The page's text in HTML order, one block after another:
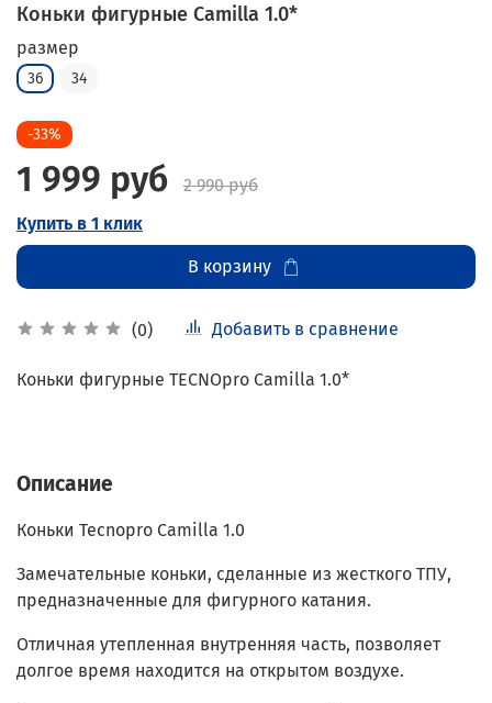
Коньки фигурные Camilla 1.0*
(0) Добавить в сравнение
размер
36 34
-33%
1 999 руб
2 990 руб
Купить в 1 клик
В корзину
Коньки фигурные TECNOpro Camilla 1.0*
Описание
Коньки Tecnopro Camilla 1.0
Замечательные коньки, сделанные из жесткого ТПУ,
предназначенные для фигурного катания.
Отличная утепленная внутренняя часть, позволяет
долгое время находится на открытом воздухе.